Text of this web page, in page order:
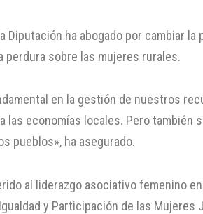
Diputación ha abogado por cambiar la
perdura sobre las mujeres rurales.
en la gestión de nuestros
las economías locales. Pero también
pueblos», ha asegurado.
al liderazgo asociativo femenino
y Participación de las